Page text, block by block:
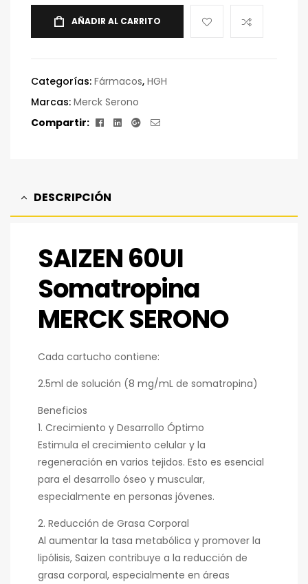
AÑADIR AL CARRITO
Categorías: Fármacos, HGH
Marcas: Merck Serono
Compartir:
Facebook
LinkedinGoogle+
Correo
DESCRIPCIÓN
SAIZEN 60UI
Somatropina
MERCK SERONO
Cada cartucho contiene:
2.5ml de solución (8 mg/mL de somatropina)
Beneficios
1. Crecimiento y Desarrollo Óptimo
Estimula el crecimiento celular y la
regeneración en varios tejidos. Esto es esencial
para el desarrollo óseo y muscular,
especialmente en personas jóvenes.
2. Reducción de Grasa Corporal
Al aumentar la tasa metabólica y promover la
lipólisis, Saizen contribuye a la reducción de
grasa corporal, especialmente en áreas